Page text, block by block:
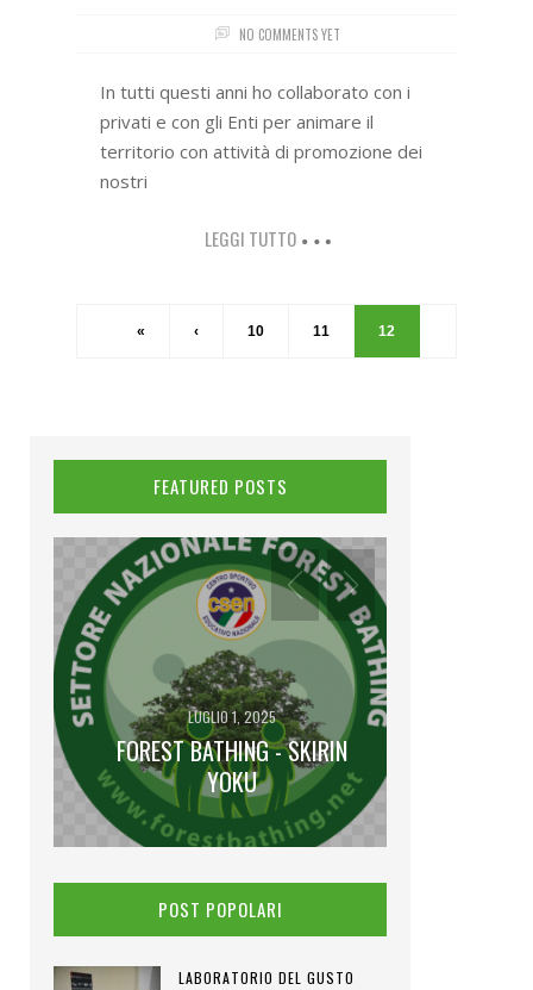
NO COMMENTS YET
In tutti questi anni ho collaborato con i
privati e con gli Enti per animare il
territorio con attività di promozione dei
nostri
LEGGI TUTTO
« ‹ 10 11 12
FEATURED POSTS
LUGLIO 1, 2025
FOREST BATHING - SKIRIN
YOKU
POST POPOLARI
LABORATORIO DEL GUSTO